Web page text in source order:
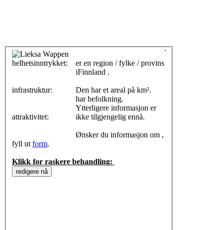
helhetsinntrykket:
infrastruktur:
attraktivitet:
er en region / fylke / provins
iFinnland .
Den har et areal på km².
har befolkning.
Ytterligere informasjon er
ikke tilgjengelig ennå.
Ønsker du informasjon om ,
fyll ut form.
Klikk for raskere behandling: